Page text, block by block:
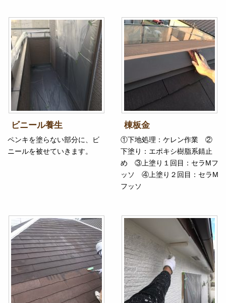
ビニール養生
ペンキを塗らない部分に、ビ
ニールを被せていきます。
棟板金
①下地処理：ケレン作業 ②
下塗り：エポキシ樹脂系錆止
め ③上塗り１回目：セラMフ
ッソ ④上塗り２回目：セラM
フッソ